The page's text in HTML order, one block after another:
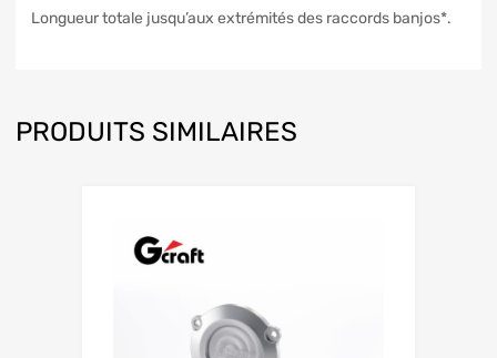
Longueur totale jusqu’aux extrémités des raccords banjos*.
PRODUITS SIMILAIRES